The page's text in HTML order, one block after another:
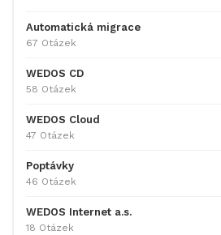
Automatická migrace
67 Otázek
WEDOS CD
58 Otázek
WEDOS Cloud
47 Otázek
Poptávky
46 Otázek
WEDOS Internet a.s.
18 Otázek